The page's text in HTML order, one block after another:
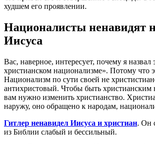
худшем его проявлении.
Националисты ненавидят
Иисуса
Вас, наверное, интересует, почему я
христианском национализме». Потому что
Национализм по сути своей не
антихристовый. Чтобы быть христианским
вам нужно изменить христианство.
наружу, оно обращено к народам,
Гитлер ненавидел Иисуса и христиан. Он
из Библии слабый и бессильный.